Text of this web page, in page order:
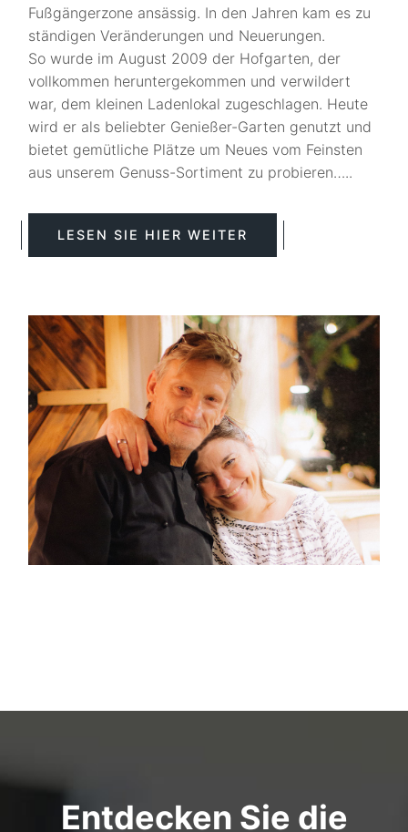
Fußgängerzone ansässig. In den Jahren kam es zu
ständigen Veränderungen und Neuerungen.
So wurde im August 2009 der Hofgarten, der
vollkommen heruntergekommen und verwildert
war, dem kleinen Ladenlokal zugeschlagen. Heute
wird er als beliebter Genießer-Garten genutzt und
bietet gemütliche Plätze um Neues vom Feinsten
aus unserem Genuss-Sortiment zu probieren…..
LESEN SIE HIER WEITER
Entdecken Sie die